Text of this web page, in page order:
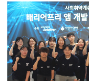
본문